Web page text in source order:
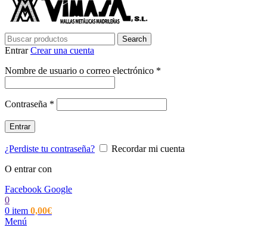
Search
EntrarCrear una cuenta
Nombre de usuario o correo electrónico *
Contraseña *
Entrar
¿Perdiste tu contraseña?
Recordar mi cuenta
O entrar con
Facebook Google
0
0 item 0,00€
Menú